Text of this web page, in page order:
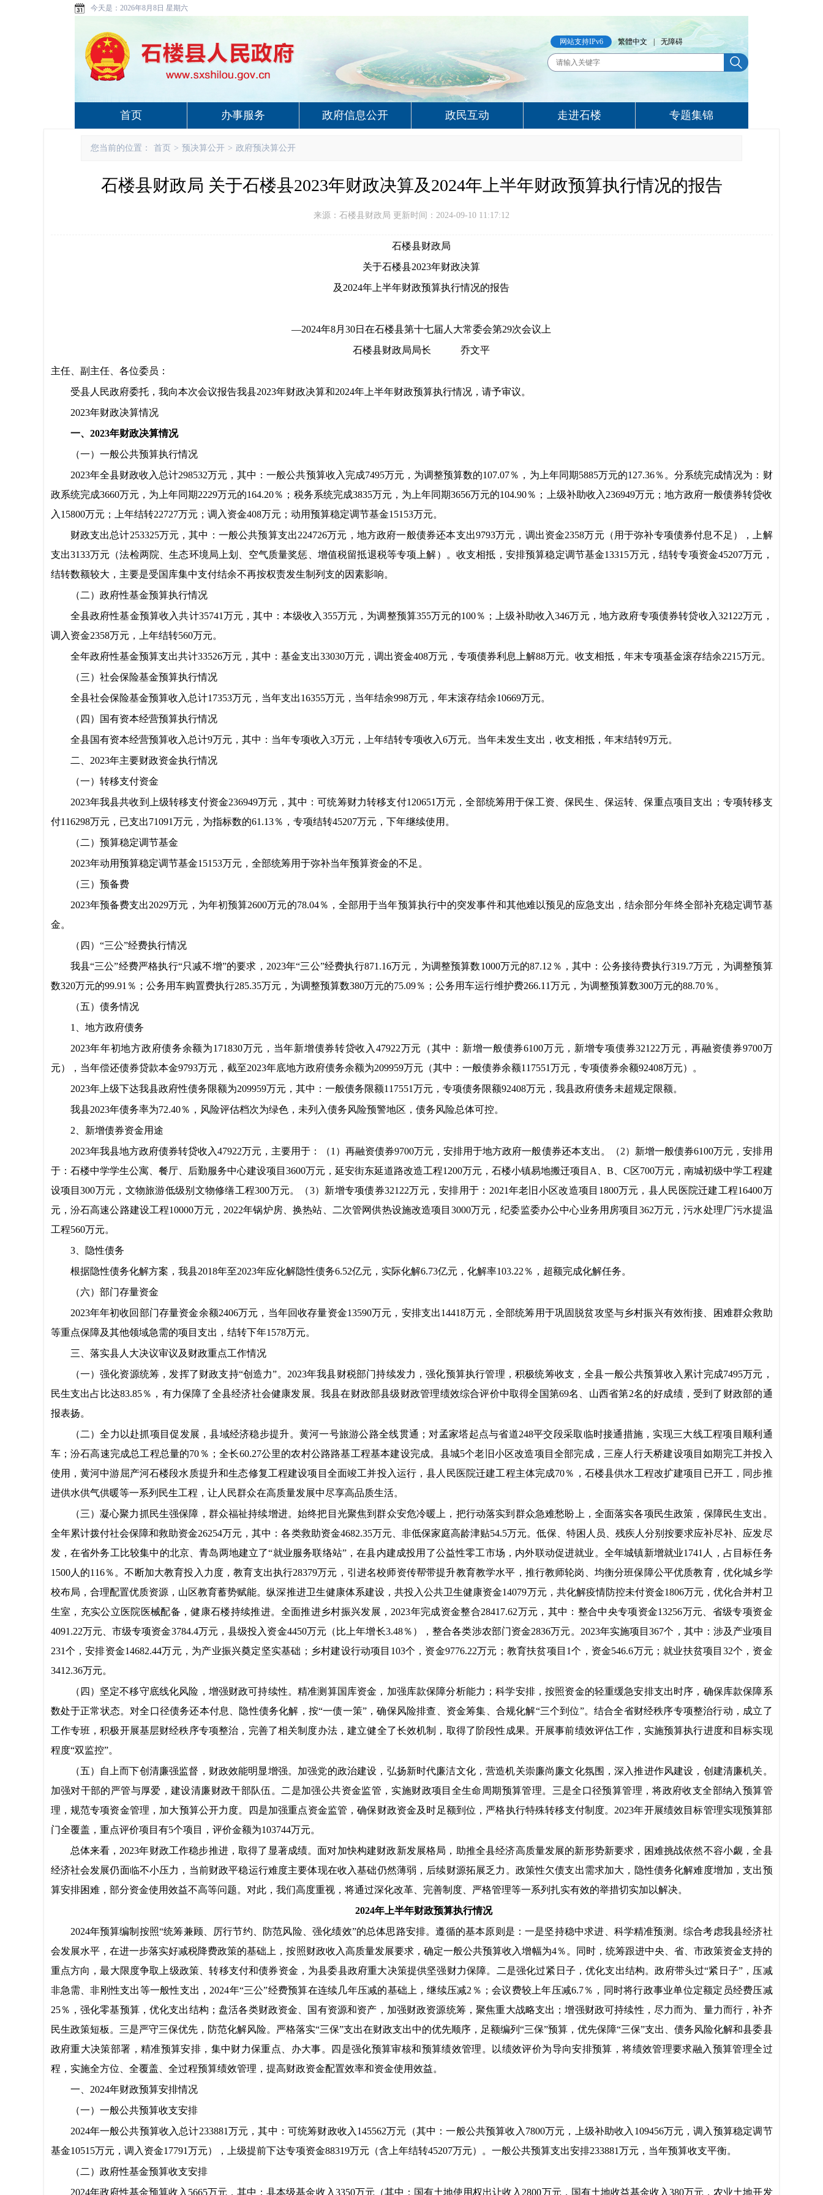
今天是： 2026年8月8日 星期六
网站支持IPv6 繁體中文 无障碍
首页 办事服务 政府信息公开 政民互动 走进石楼 专题集锦
您当前的位置： 首页 > 预决算公开 > 政府预决算公开
石楼县财政局 关于石楼县2023年财政决算及2024年上半年财政预算执行情况的报告
来源：石楼县财政局 更新时间：2024-09-10 11:17:12
石楼县财政局
关于石楼县2023年财政决算
及2024年上半年财政预算执行情况的报告
—2024年8月30日在石楼县第十七届人大常委会第29次会议上
石楼县财政局局长 乔文平
主任、副主任、各位委员：
受县人民政府委托，我向本次会议报告我县2023年财政决算和2024年上半年财政预算执行情况，请予审议。
2023年财政决算情况
一、2023年财政决算情况
（一）一般公共预算执行情况
2023年全县财政收入总计298532万元，其中：一般公共预算收入完成7495万元，为调整预算数的107.07％，为上年同期5885万元的127.36％。分系统完成情况为：财
政系统完成3660万元，为上年同期2229万元的164.20％；税务系统完成3835万元，为上年同期3656万元的104.90％；上级补助收入236949万元；地方政府一般债券转贷收
入15800万元；上年结转22727万元；调入资金408万元；动用预算稳定调节基金15153万元。
财政支出总计253325万元，其中：一般公共预算支出224726万元，地方政府一般债券还本支出9793万元，调出资金2358万元（用于弥补专项债券付息不足），上解
支出3133万元（法检两院、生态环境局上划、空气质量奖惩、增值税留抵退税等专项上解）。收支相抵，安排预算稳定调节基金13315万元，结转专项资金45207万元，
结转数额较大，主要是受国库集中支付结余不再按权责发生制列支的因素影响。
（二）政府性基金预算执行情况
全县政府性基金预算收入共计35741万元，其中：本级收入355万元，为调整预算355万元的100％；上级补助收入346万元，地方政府专项债券转贷收入32122万元，
调入资金2358万元，上年结转560万元。
全年政府性基金预算支出共计33526万元，其中：基金支出33030万元， 调出资金408万元，专项债券利息上解88万元。收支相抵，年末专项基金滚存结余2215万元。
（三）社会保险基金预算执行情况
全县社会保险基金预算收入总计17353万元，当年支出16355万元，当年结余998万元， 年末滚存结余10669万元。
（四）国有资本经营预算执行情况
全县国有资本经营预算收入总计9万元，其中：当年专项收入3万元，上年结转专项收入6万元。当年未发生支出，收支相抵，年末结转9万元。
二、2023年主要财政资金执行情况
（一）转移支付资金
2023年我县共收到上级转移支付资金236949万元，其中：可统筹财力转移支付120651万元，全部统筹用于保工资、保民生、保运转、保重点项目支出；专项转移支
付116298万元，已支出71091万元，为指标数的61.13％，专项结转45207万元，下年继续使用。
（二）预算稳定调节基金
2023年动用预算稳定调节基金15153万元，全部统筹用于弥补当年预算资金的不足。
（三）预备费
2023年预备费支出2029万元，为年初预算2600万元的78.04％，全部用于当年预算执行中的突发事件和其他难以预见的应急支出，结余部分年终全部补充稳定调节基
金。
（四）“三公”经费执行情况
我县“三公”经费严格执行“只减不增”的要求，2023年“三公”经费执行871.16万元，为调整预算数1000万元的87.12％，其中：公务接待费执行319.7万元，为调整预算
数320万元的99.91％；公务用车购置费执行285.35万元，为调整预算数380万元的75.09％；公务用车运行维护费266.11万元，为调整预算数300万元的88.70％。
（五）债务情况
1、地方政府债务
2023年年初地方政府债务余额为171830万元，当年新增债券转贷收入47922万元（其中：新增一般债券6100万元，新增专项债券32122万元，再融资债券9700万
元），当年偿还债券贷款本金9793万元， 截至2023年底地方政府债务余额为209959万元（其中：一般债券余额11 7551万元，专项债券余额92408万元）。
2023年上级下达我县政府性债务限额为209959万元，其中：一般债务限额11 7551万元，专项债务限额92408万元，我县政府债务未超规定限额。
我县2023年债务率为72.40％，风险评估档次为绿色，未列入债务风险预警地区，债务风险总体可控。
2、新增债券资金用途
2023年我县地方政府债券转贷收入47922万元，主要用于：（1）再融资债券9700万元，安排用于地方政府一般债券还本支出。（2）新增一般债券6100万元，安排用
于：石楼中学学生公寓、餐厅、后勤服务中心建设项目3600万元，延安街东延道路改造工程1200万元，石楼小镇易地搬迁项目A、B 、C区700万元 ，南城初级中学工程建
设项目300万元 ， 文物旅游低级别文物修缮工程300万元。（3）新增专项债券32122万元，安排用于：2021年老旧小区改造项目1800万元， 县人民医院迁建工程16400万
元， 汾石高速公路建设工程10000万元 ，2022年锅炉房、换热站、二次管网供热设施改造项目3000万元，纪委监委办公中心业务用房项目362万元，污水处理厂污水提温
工程560万元。
3、隐性债务
根据隐性债务化解方案，我县2018年至2023年应化解隐性债务6.52亿元，实际化解6.73亿元，化解率103.22％，超额完成化解任务。
（六）部门存量资金
2023年年初收回部门存量资金余额2406万元，当年回收存量资金13590万元，安排支出14418万元，全部统筹用于巩固脱贫攻坚与乡村振兴有效衔接、困难群众救助
等重点保障及其他领域急需的项目支出，结转下年1578万元。
三、落实县人大决议审议及财政重点工作情况
（一）强化资源统筹 ，发挥了财政支持“创造力”。 2023年我县财税部门持续发力，强化预算执行管理，积极统筹收支，全县一般公共预算收入累计完成7495万元，
民生支出占比达83.85％，有力保障了全县经济社会健康发展。 我县在财政部县级财政管理绩效综合评价中取得全国第69名、山西省第2名的好成绩，受到了财政部的通
报表扬。
（二）全力以赴抓项目促发展，县域经济稳步提升。黄河一号旅游公路全线贯通；对孟家塔起点与省道248平交段采取临时接通措施，实现三大线工程项目顺利通
车；汾石高速完成总工程总量的70％；全长60.27公里的农村公路路基工程基本建设完成。县城5个老旧小区改造项目全部完成，三座人行天桥建设项目如期完工并投入
使用，黄河中游屈产河石楼段水质提升和生态修复工程建设项目全面竣工并投入运行，县人民医院迁建工程主体完成70％，石楼县供水工程改扩建项目已开工，同步推
进供水供气供暖等一系列民生工程，让人民群众在高质量发展中尽享高品质生活。
（三）凝心聚力抓民生强保障，群众福祉持续增进。始终把目光聚焦到群众安危冷暖上，把行动落实到群众急难愁盼上，全面落实各项民生政策，保障民生支出。
全年累计拨付社会保障和救助资金26254万元，其中：各类救助资金4682.35万元、非低保家庭高龄津贴54.5万元。低保、特困人员、残疾人分别按要求应补尽补、应发尽
发， 在省外务工比较集中的北京、青岛两地建立了“就业服务联络站”，在县内建成投用了公益性零工市场，内外联动促进就业。全年城镇新增就业1741人，占目标任务
1500人的116％。不断加大教育投入力度，教育支出执行28379万元 ，引进名校师资传帮带提升教育教学水平，推行教师轮岗、均衡分班保障公平优质教育，优化城乡学
校布局，合理配置优质资源，山区教育蓄势赋能。纵深推进卫生健康体系建设，共投入公共卫生健康资金14079万元，共化解疫情防控未付资金1806万元，优化合并村卫
生室，充实公立医院医械配备，健康石楼持续推进。全面推进乡村振兴发展，2023年完成资金整合28417.62万元，其中：整合中央专项资金13256万元、省级专项资金
4091.22万元、市级专项资金3784.4万元，县级投入资金4450万元（比上年增长3.48％），整合各类涉农部门资金2836万元。2023年实施项目367个，其中：涉及产业项目
231个，安排资金14682.44万元，为产业振兴奠定坚实基础；乡村建设行动项目103个，资金9776.22万元；教育扶贫项目1个，资金546.6万元； 就业扶贫项目32个，资金
3412.36万元。
（四）坚定不移守底线化风险，增强财政可持续性。精准测算国库资金，加强库款保障分析能力；科学安排，按照资金的轻重缓急安排支出时序，确保库款保障系
数处于正常状态。对全口径债务还本付息、隐性债务化解，按“一债一策”，确保风险排查、资金筹集、合规化解“三个到位”。结合全省财经秩序专项整治行动，成立了
工作专班，积极开展基层财经秩序专项整治，完善了相关制度办法，建立健全了长效机制，取得了阶段性成果。开展事前绩效评估工作，实施预算执行进度和目标实现
程度“双监控”。
（五）自上而下创清廉强监督，财政效能明显增强。加强党的政治建设，弘扬新时代廉洁文化，营造机关崇廉尚廉文化氛围，深入推进作风建设，创建清廉机关。
加强对干部的严管与厚爱，建设清廉财政干部队伍。二是加强公共资金监管，实施财政项目全生命周期预算管理。三是全口径预算管理，将政府收支全部纳入预算管
理，规范专项资金管理，加大预算公开力度。四是加强重点资金监管，确保财政资金及时足额到位，严格执行特殊转移支付制度。2023年开展绩效目标管理实现预算部
门全覆盖，重点评价项目有5个项目，评价金额为103744万元。
总体来看，2023年财政工作稳步推进，取得了显著成绩。面对加快构建财政新发展格局，助推全县经济高质量发展的新形势新要求，困难挑战依然不容小觑，全县
经济社会发展仍面临不小压力，当前财政平稳运行难度主要体现在收入基础仍然薄弱，后续财源拓展乏力。政策性欠债支出需求加大，隐性债务化解难度增加，支出预
算安排困难，部分资金使用效益不高等问题。对此，我们高度重视，将通过深化改革、完善制度、严格管理等一系列扎实有效的举措切实加以解决。
2024年上半年财政预算执行情况
2024年预算编制按照“统筹兼顾、厉行节约、防范风险、强化绩效”的总体思路安排。遵循的基本原则是：一是坚持稳中求进、科学精准预测。综合考虑我县经济社
会发展水平，在进一步落实好减税降费政策的基础上，按照财政收入高质量发展要求，确定一般公共预算收入增幅为4％。同时，统筹跟进中央、省、市政策资金支持的
重点方向，最大限度争取上级政策、转移支付和债券资金，为县委县政府重大决策提供坚强财力保障。二是强化过紧日子，优化支出结构。政府带头过“紧日子”，压减
非急需、非刚性支出等一般性支出 ，2024年“三公”经费预算在连续几年压减的基础上，继续压减2％；会议费较上年压减6.7％，同时将行政事业单位定额定员经费压减
25％，强化零基预算，优化支出结构；盘活各类财政资金、国有资源和资产，加强财政资源统筹，聚焦重大战略支出；增强财政可持续性，尽力而为、量力而行，补齐
民生政策短板。 三是严守三保优先，防范化解风险。严格落实“三保”支出在财政支出中的优先顺序，足额编列“三保”预算，优先保障“三保”支出、债务风险化解和县委县
政府重大决策部署，精准预算安排，集中财力保重点、办大事。四是强化预算审核和预算绩效管理 。以绩效评价为导向安排预算，将绩效管理要求融入预算管理全过
程，实施全方位、全覆盖、全过程预算绩效管理，提高财政资金配置效率和资金使用效益。
一、2024年财政预算安排情况
（一）一般公共预算收支安排
2024年一般公共预算收入总计233881万元，其中：可统筹财政收入145562万元（其中：一般公共预算收入7800万元，上级补助收入109456万元，调入预算稳定调节
基金10515万元， 调入资金1 7791万元），上级提前下达专项资金88319万元（含上年结转45207万元）。一般公共预算支出安排233881万元，当年预算收支平衡。
（二） 政府性基金预算收支安排
2024年政府性基金预算收入5665万元，其中：县本级基金收入3350万元（其中：国有土地使用权出让收入2800万元，国有土地收益基金收入380万元，农业土地开发